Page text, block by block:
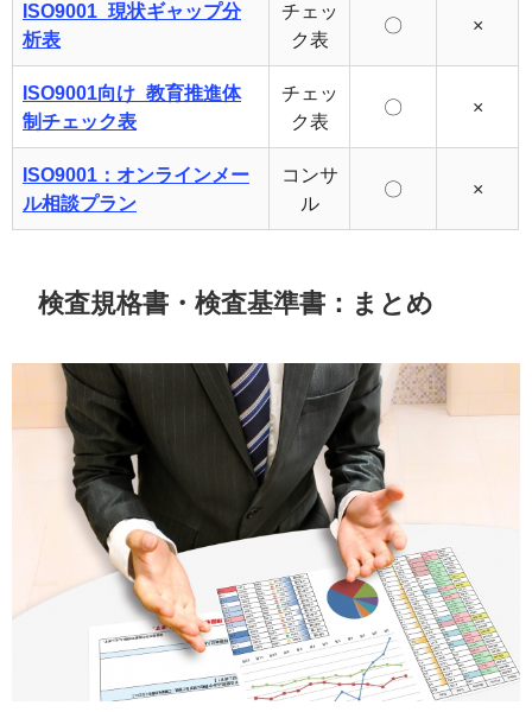
ISO9001_現状ギャップ分
析表
チェッ
ク表
〇 ×
ISO9001向け_教育推進体
制チェック表
チェッ
ク表
〇 ×
ISO9001：オンラインメー
ル相談プラン
コンサ
ル
〇 ×
検査規格書・検査基準書：まとめ